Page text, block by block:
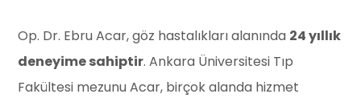
Op. Dr. Ebru Acar, göz hastalıkları alanında 24 yıllık
deneyime sahiptir. Ankara Üniversitesi Tıp
Fakültesi mezunu Acar, birçok alanda hizmet